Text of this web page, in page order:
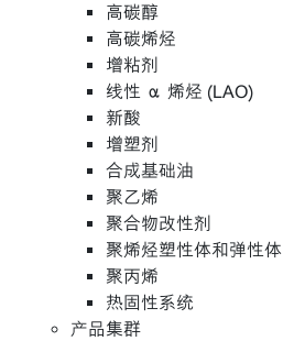
高碳醇
高碳烯烃
增粘剂
线性 α 烯烃 (LAO)
新酸
增塑剂
合成基础油
聚乙烯
聚合物改性剂
聚烯烃塑性体和弹性体
聚丙烯
热固性系统
产品集群